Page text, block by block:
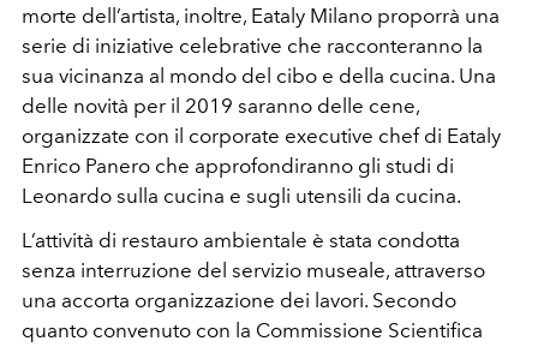
morte dell’artista, inoltre, Eataly Milano proporrà una
serie di iniziative celebrative che racconteranno la
sua vicinanza al mondo del cibo e della cucina. Una
delle novità per il 2019 saranno delle cene,
organizzate con il corporate executive chef di Eataly
Enrico Panero che approfondiranno gli studi di
Leonardo sulla cucina e sugli utensili da cucina.
L’attività di restauro ambientale è stata condotta
senza interruzione del servizio museale, attraverso
una accorta organizzazione dei lavori. Secondo
quanto convenuto con la Commissione Scientifica